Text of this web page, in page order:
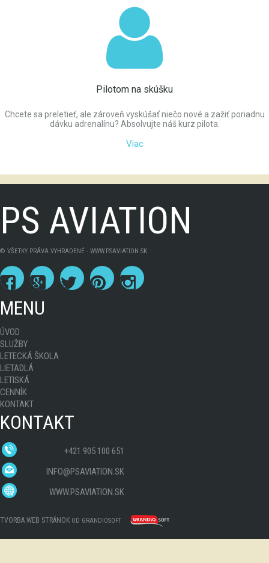
Pilotom na skúšku
Chcete sa preletieť, ale zároveň vyskúšať niečo nové a zažiť poriadnu
dávku adrenalínu? Absolvujte náš kurz pilota.
Viac
PS AVIATION
© VŠETKY PRÁVA VYHRADENÉ - WWW.PSAVIATION.SK
MENU
ÚVOD
SLUŽBY
LETECKÁ ŠKOLA
LIETADLÁ
LETISKÁ
CENNÍK
KONTAKT
KONTAKT
+421 905 100 651
INFO@PSAVIATION.SK
WWW.PSAVIATION.SK
TVORBA WEB STRÁNOK OD GRANDIOSOFT